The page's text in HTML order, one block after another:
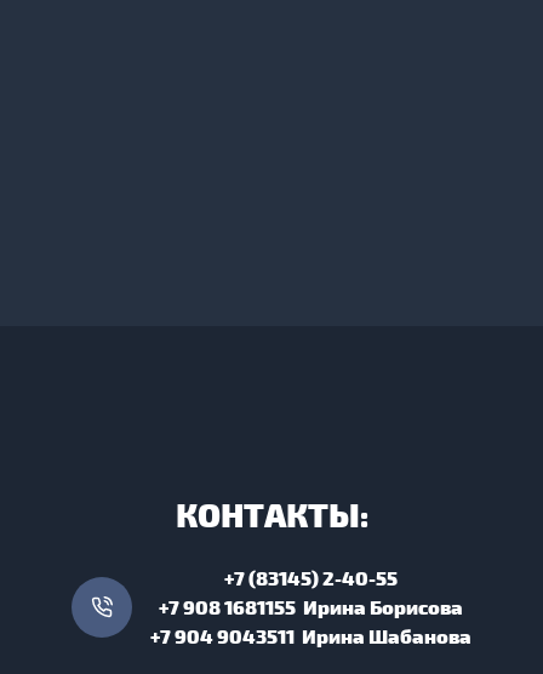
КОНТАКТЫ:
+7 (83145) 2-40-55
+7 908 1681155 Ирина Борисова
+7 904 9043511 Ирина Шабанова